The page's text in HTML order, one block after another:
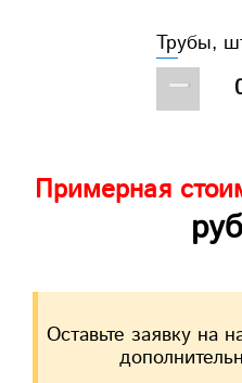
Трубы,
−
Примерная
Оставьте заявку на